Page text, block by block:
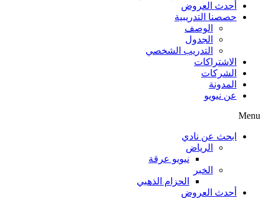
أحدث العروض
حصصنا التدريبية
الوصف
الجدول
التدريب الشخصي
الاشتراكات
الشركات
المدونة
عن نيويو
Menu
ابحث عن نادي
الرياض
نيويو عرقة
الخبر
الحزام الذهبي
أحدث العروض